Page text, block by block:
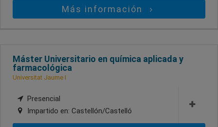
Más información
Máster Universitario en química aplicada y
farmacológica
Universitat Jaume I
Presencial
Impartido en: Castellón/Castelló